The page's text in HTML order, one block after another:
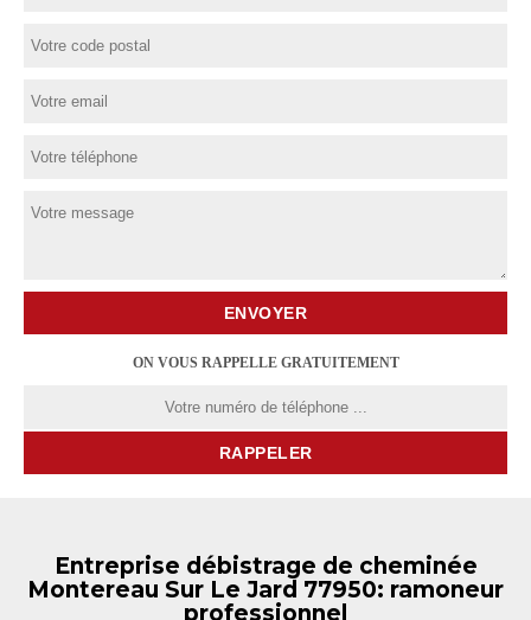
ON VOUS RAPPELLE GRATUITEMENT
Entreprise débistrage de cheminée
Montereau Sur Le Jard 77950: ramoneur
professionnel